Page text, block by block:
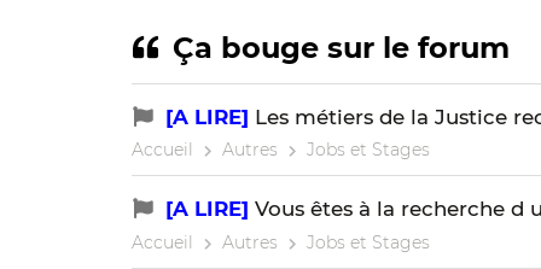
Ça bouge sur le forum
[A LIRE] Les métiers de la Justice
Accueil Autres Jobs et Stages
[A LIRE] Vous êtes à la recherche d
Accueil Autres Jobs et Stages